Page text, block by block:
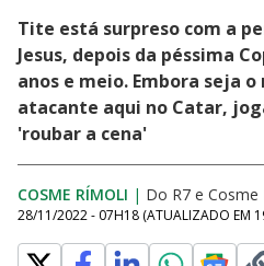
Tite está surpreso com a
Jesus, depois da péssima
anos e meio. Embora seja
atacante aqui no Catar,
'roubar a cena'
COSME RÍMOLI | Do R7 e Cosme
28/11/2022 - 07H18 (ATUALIZADO EM